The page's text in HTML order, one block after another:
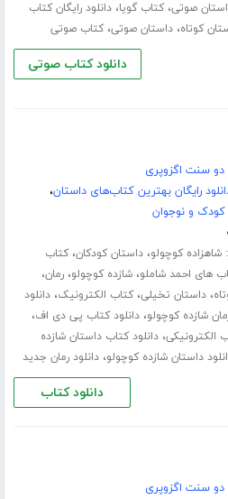
صوتی،کتاب گویا،دانلود رایگان کتاب
کوتاه،داستان صوتی،کتاب صوتی
دانلود کتاب صوتی
دو سنت اگزوپری
رایگان بهترین کتاب‌های داستان،
و نوجوان
شاهزاده کوچولو،داستان کودکان،کتاب
های احمد شاملو،شازده کوچولو،رمان،
،داستان تخیلی،کتاب الکترونیک،دانلود
شازده کوچولو،دانلود کتاب پی دی اف،
الکترونیکی،دانلود کتاب داستان شازده
داستان شازده کوچولو،دانلود رمان جدید
دانلود کتاب
دو سنت اگزوپری